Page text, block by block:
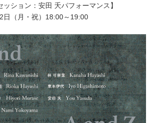
ッション：安田 夭パフォーマンス】
日（月・祝）18:00～19:00